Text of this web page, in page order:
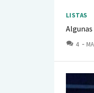
LISTAS
4